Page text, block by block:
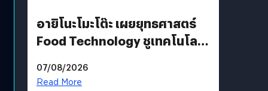
อายิโนะโมะโต๊ะ เผยยุทธศาสตร์
Food Technology ชูเทคโนโลยี
บริโภคและ B2B
07/08/2026
Read More